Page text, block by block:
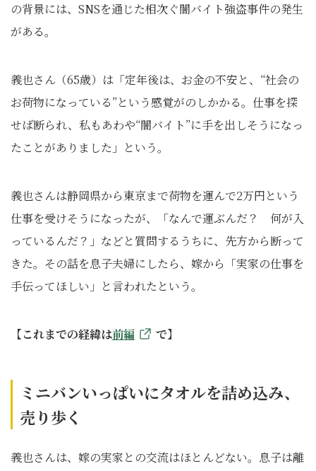
の背景には、SNSを通じた相次ぐ闇バイト強盗事件の発生
がある。
義也さん（65歳）は「定年後は、お金の不安と、“社会の
お荷物になっている”という感覚がのしかかる。仕事を探
せば断られ、私もあわや“闇バイト”に手を出しそうになっ
たことがありました」という。
義也さんは静岡県から東京まで荷物を運んで2万円という
仕事を受けそうになったが、「なんで運ぶんだ？ 何が入
っているんだ？」などと質問するうちに、先方から断って
きた。その話を息子夫婦にしたら、嫁から「実家の仕事を
手伝ってほしい」と言われたという。
【これまでの経緯は前編 で】
ミニバンいっぱいにタオルを詰め込み、
売り歩く
義也さんは、嫁の実家との交流はほとんどない。息子は離